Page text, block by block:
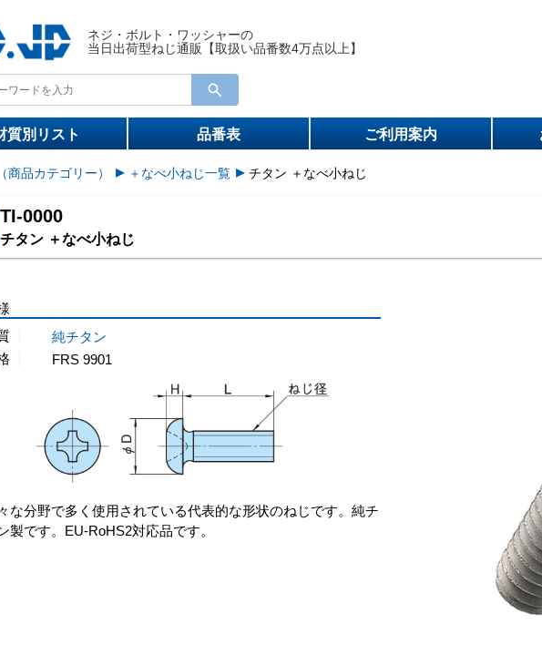
ネジ・ボルト・ワッシャーの
当日出荷型ねじ通販【取扱い品番数4万点以上】
質別リスト 品番表 ご利用案内
here
商品カテゴリー） ＋なべ小ねじ一覧 チタン ＋なべ小ねじ
TI-0000
チタン ＋なべ小ねじ
純チタン
FRS 9901
な分野で多く使用されている代表的な形状のねじです。純チ
製です。EU-RoHS2対応品です。